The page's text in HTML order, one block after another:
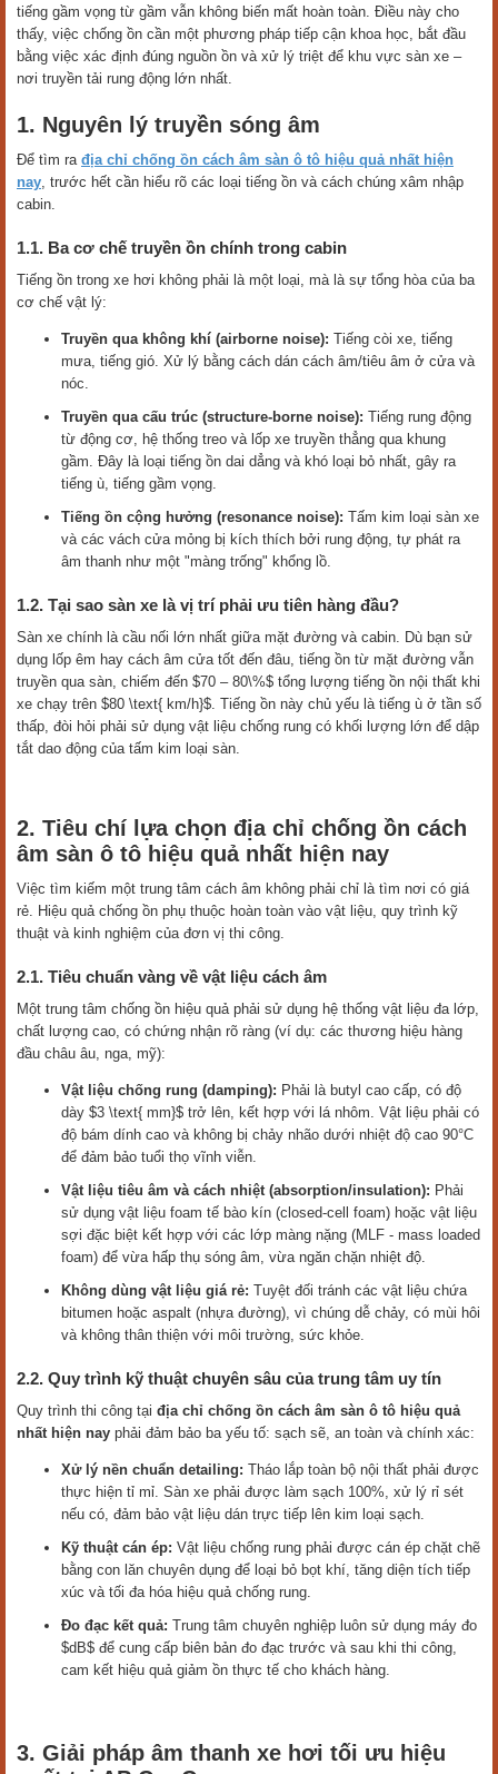
tiếng gầm vọng từ gầm vẫn không biến mất hoàn toàn. Điều này cho
thấy, việc chống ồn cần một phương pháp tiếp cận khoa học, bắt đầu
bằng việc xác định đúng nguồn ồn và xử lý triệt để khu vực sàn xe –
nơi truyền tải rung động lớn nhất.
1. Nguyên lý truyền sóng âm
Để tìm ra địa chỉ chống ồn cách âm sàn ô tô hiệu quả nhất hiện
nay, trước hết cần hiểu rõ các loại tiếng ồn và cách chúng xâm nhập
cabin.
1.1. Ba cơ chế truyền ồn chính trong cabin
Tiếng ồn trong xe hơi không phải là một loại, mà là sự tổng hòa của ba
cơ chế vật lý:
Truyền qua không khí (airborne noise): Tiếng còi xe, tiếng
mưa, tiếng gió. Xử lý bằng cách dán cách âm/tiêu âm ở cửa và
nóc.
Truyền qua cấu trúc (structure-borne noise): Tiếng rung động
từ động cơ, hệ thống treo và lốp xe truyền thẳng qua khung
gầm. Đây là loại tiếng ồn dai dẳng và khó loại bỏ nhất, gây ra
tiếng ù, tiếng gầm vọng.
Tiếng ồn cộng hưởng (resonance noise): Tấm kim loại sàn xe
và các vách cửa mỏng bị kích thích bởi rung động, tự phát ra
âm thanh như một "màng trống" khổng lồ.
1.2. Tại sao sàn xe là vị trí phải ưu tiên hàng đầu?
Sàn xe chính là cầu nối lớn nhất giữa mặt đường và cabin. Dù bạn sử
dụng lốp êm hay cách âm cửa tốt đến đâu, tiếng ồn từ mặt đường vẫn
truyền qua sàn, chiếm đến $70 – 80\%$ tổng lượng tiếng ồn nội thất khi
xe chạy trên $80 \text{ km/h}$. Tiếng ồn này chủ yếu là tiếng ù ở tần số
thấp, đòi hỏi phải sử dụng vật liệu chống rung có khối lượng lớn để dập
tắt dao động của tấm kim loại sàn.
2. Tiêu chí lựa chọn địa chỉ chống ồn cách
âm sàn ô tô hiệu quả nhất hiện nay
Việc tìm kiếm một trung tâm cách âm không phải chỉ là tìm nơi có giá
rẻ. Hiệu quả chống ồn phụ thuộc hoàn toàn vào vật liệu, quy trình kỹ
thuật và kinh nghiệm của đơn vị thi công.
2.1. Tiêu chuẩn vàng về vật liệu cách âm
Một trung tâm chống ồn hiệu quả phải sử dụng hệ thống vật liệu đa lớp,
chất lượng cao, có chứng nhận rõ ràng (ví dụ: các thương hiệu hàng
đầu châu âu, nga, mỹ):
Vật liệu chống rung (damping): Phải là butyl cao cấp, có độ
dày $3 \text{ mm}$ trở lên, kết hợp với lá nhôm. Vật liệu phải có
độ bám dính cao và không bị chảy nhão dưới nhiệt độ cao 90°C
để đảm bảo tuổi thọ vĩnh viễn.
Vật liệu tiêu âm và cách nhiệt (absorption/insulation): Phải
sử dụng vật liệu foam tế bào kín (closed-cell foam) hoặc vật liệu
sợi đặc biệt kết hợp với các lớp màng nặng (MLF - mass loaded
foam) để vừa hấp thụ sóng âm, vừa ngăn chặn nhiệt độ.
Không dùng vật liệu giá rẻ: Tuyệt đối tránh các vật liệu chứa
bitumen hoặc aspalt (nhựa đường), vì chúng dễ chảy, có mùi hôi
và không thân thiện với môi trường, sức khỏe.
2.2. Quy trình kỹ thuật chuyên sâu của trung tâm uy tín
Quy trình thi công tại địa chỉ chống ồn cách âm sàn ô tô hiệu quả
nhất hiện nay phải đảm bảo ba yếu tố: sạch sẽ, an toàn và chính xác:
Xử lý nền chuẩn detailing: Tháo lắp toàn bộ nội thất phải được
thực hiện tỉ mỉ. Sàn xe phải được làm sạch 100%, xử lý rỉ sét
nếu có, đảm bảo vật liệu dán trực tiếp lên kim loại sạch.
Kỹ thuật cán ép: Vật liệu chống rung phải được cán ép chặt chẽ
bằng con lăn chuyên dụng để loại bỏ bọt khí, tăng diện tích tiếp
xúc và tối đa hóa hiệu quả chống rung.
Đo đạc kết quả: Trung tâm chuyên nghiệp luôn sử dụng máy đo
$dB$ để cung cấp biên bản đo đạc trước và sau khi thi công,
cam kết hiệu quả giảm ồn thực tế cho khách hàng.
3. Giải pháp âm thanh xe hơi tối ưu hiệu